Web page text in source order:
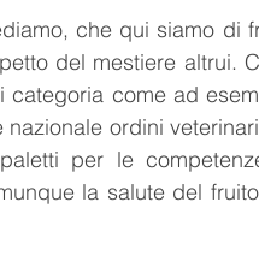
che qui siamo di
del mestiere altrui.
come ad
ordini
per le
la salute del